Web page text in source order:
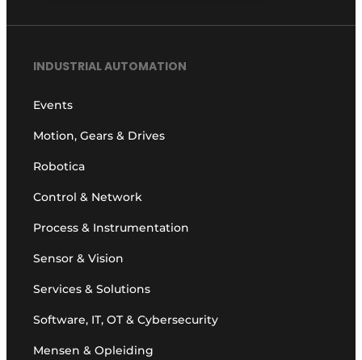
INDUSTRIAL AUTOMATION
Events
Motion, Gears & Drives
Robotica
Control & Network
Process & Instrumentation
Sensor & Vision
Services & Solutions
Software, IT, OT & Cybersecurity
Mensen & Opleiding